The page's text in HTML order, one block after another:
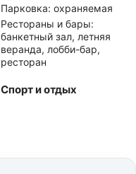
Парковка: охраняемая
Рестораны и бары:
банкетный зал, летняя
веранда, лобби-бар,
ресторан
Спорт и отдых